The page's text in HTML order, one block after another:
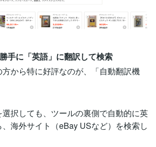
手に「英語」に翻訳して検索
から特に好評なのが、「自動翻訳機
択しても、ツールの裏側で自動的に英
海外サイト（eBay USなど）を検索し